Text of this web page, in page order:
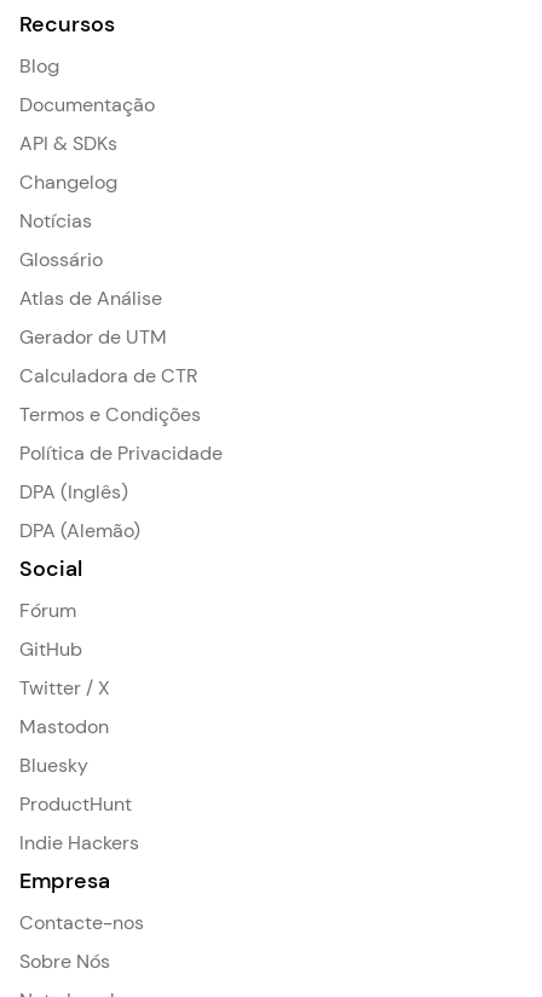
Recursos
Blog
Documentação
API & SDKs
Changelog
Notícias
Glossário
Atlas de Análise
Gerador de UTM
Calculadora de CTR
Termos e Condições
Política de Privacidade
DPA (Inglês)
DPA (Alemão)
Social
Fórum
GitHub
Twitter / X
Mastodon
Bluesky
ProductHunt
Indie Hackers
Empresa
Contacte-nos
Sobre Nós